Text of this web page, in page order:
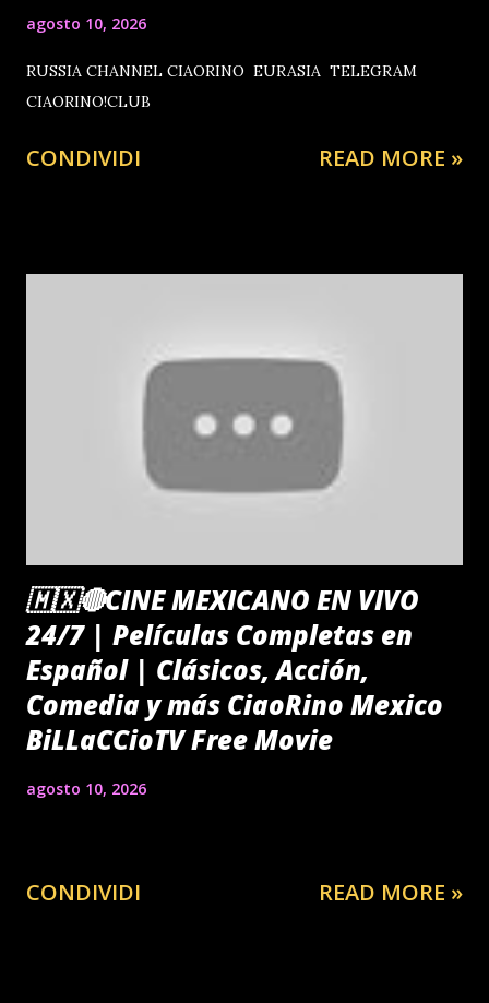
agosto 10, 2026
RUSSIA CHANNEL CIAORINO EURASIA TELEGRAM
CIAORINO!CLUB
CONDIVIDI READ MORE »
🇲🇽🔴CINE MEXICANO EN VIVO
24/7 | Películas Completas en
Español | Clásicos, Acción,
Comedia y más CiaoRino Mexico
BiLLaCCioTV Free Movie
agosto 10, 2026
CONDIVIDI READ MORE »